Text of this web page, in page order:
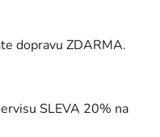
dopravu ZDARMA.
SLEVA 20% na